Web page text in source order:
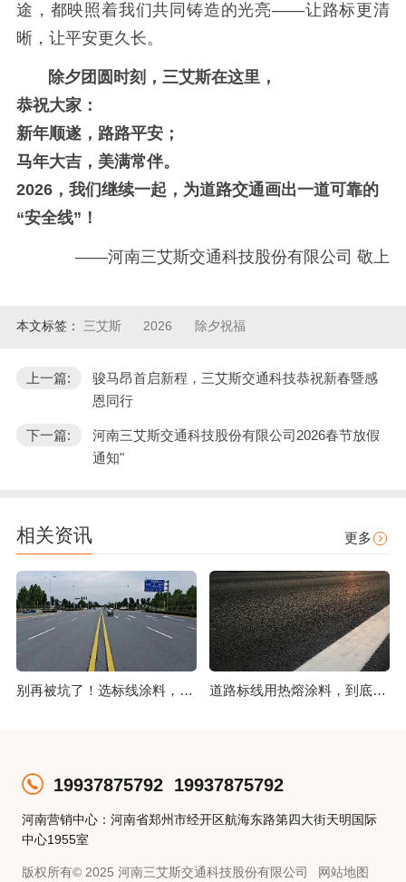
途，都映照着我们共同铸造的光亮——让路标更清
晰，让平安更久长。
除夕团圆时刻，三艾斯在这里，
恭祝大家：
新年顺遂，路路平安；
马年大吉，美满常伴。
2026，我们继续一起，为道路交通画出一道可靠的
“安全线”！
——河南三艾斯交通科技股份有限公司 敬上
本文标签： 三艾斯 2026 除夕祝福
上一篇:
骏马昂首启新程，三艾斯交通科技恭祝新春暨感
恩同行
下一篇:
河南三艾斯交通科技股份有限公司2026春节放假
通知"
相关资讯 更多
别再被坑了！选标线涂料，这几点比价格更重要 道路标线用热熔涂料，到底好在哪？
19937875792 19937875792
河南营销中心：河南省郑州市经开区航海东路第四大街天明国际
中心1955室
版权所有© 2025 河南三艾斯交通科技股份有限公司 网站地图